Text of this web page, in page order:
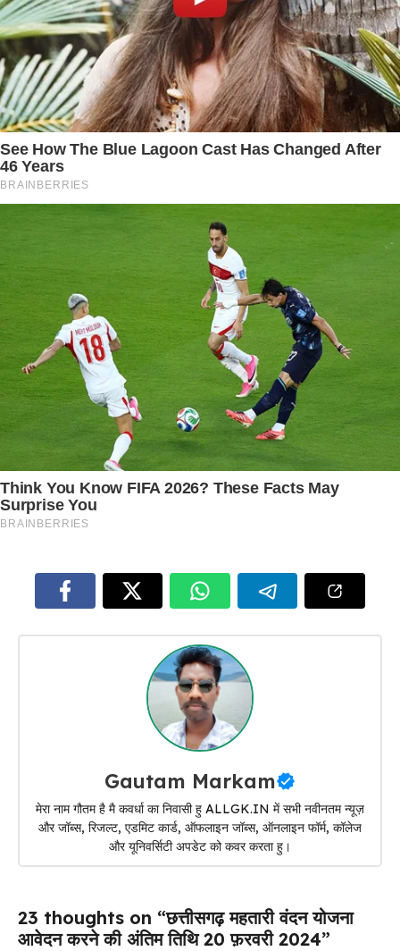
Gautam Markam
मेरा नाम गौतम है मै कवर्धा का निवासी हु ALLGK.IN में सभी नवीनतम न्यूज़
और जॉब्स, रिजल्ट, एडमिट कार्ड, ऑफलाइन जॉब्स, ऑनलाइन फॉर्म, कॉलेज
और यूनिवर्सिटी अपडेट को कवर करता हु।
23 thoughts on “छत्तीसगढ़ महतारी वंदन योजना
आवेदन करने की अंतिम तिथि 20 फ़रवरी 2024”